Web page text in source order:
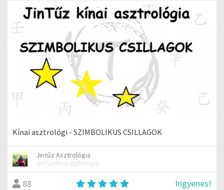
Kínai asztrológi - SZIMBOLIKUS CSILLAGOK
Jintűz Asztrológia
JinTűz kínai asztrológia
88 Ingyenes!